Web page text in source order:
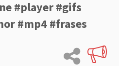
#player #gifs
#mp4 #frases